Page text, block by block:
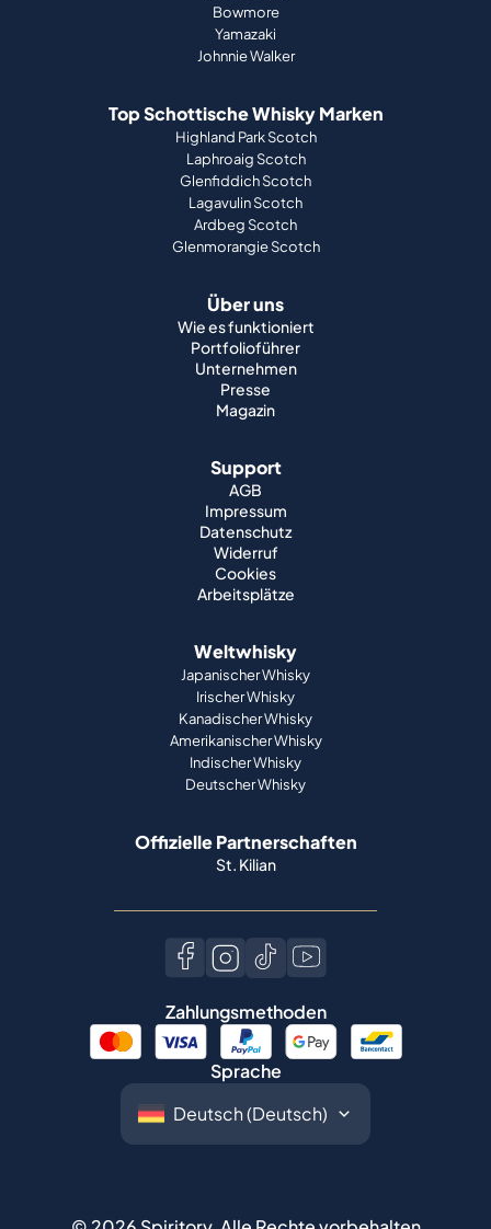
Bowmore
Yamazaki
Johnnie Walker
Top Schottische Whisky Marken
Highland Park Scotch
Laphroaig Scotch
Glenfiddich Scotch
Lagavulin Scotch
Ardbeg Scotch
Glenmorangie Scotch
Über uns
Wie es funktioniert
Portfolioführer
Unternehmen
Presse
Magazin
Support
AGB
Impressum
Datenschutz
Widerruf
Cookies
Arbeitsplätze
Weltwhisky
Japanischer Whisky
Irischer Whisky
Kanadischer Whisky
Amerikanischer Whisky
Indischer Whisky
Deutscher Whisky
Offizielle Partnerschaften
St. Kilian
Zahlungsmethoden
Sprache